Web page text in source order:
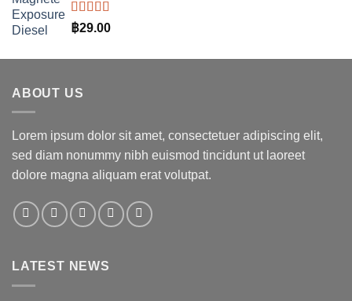
ให้คะแนน
5.00
฿29.00
ABOUT US
Lorem ipsum dolor sit amet, consectetuer adipiscing elit,
sed diam nonummy nibh euismod tincidunt ut laoreet
dolore magna aliquam erat volutpat.
LATEST NEWS